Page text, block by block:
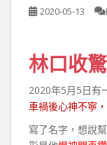
2020-05-13
林口收
2020年5月5日有
車禍後心神不寧
寫了名字，想說